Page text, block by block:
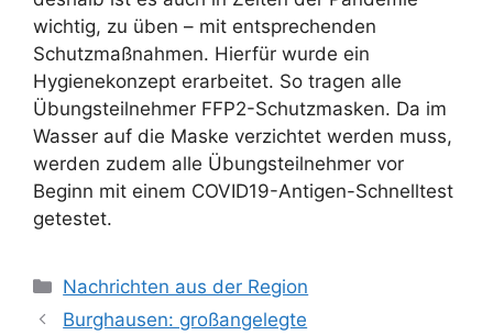
wichtig, zu üben – mit entsprechenden
Schutzmaßnahmen. Hierfür wurde ein
Hygienekonzept erarbeitet. So tragen alle
Übungsteilnehmer FFP2-Schutzmasken. Da im
Wasser auf die Maske verzichtet werden muss,
werden zudem alle Übungsteilnehmer vor
Beginn mit einem COVID19-Antigen-Schnelltest
getestet.
Kategorien
Nachrichten aus der Region
Burghausen: großangelegte